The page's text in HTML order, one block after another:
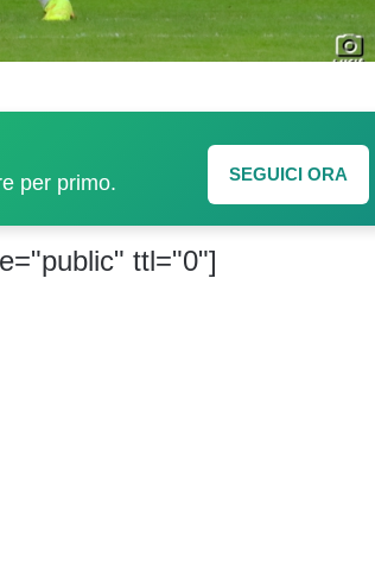
per primo.
SEGUICI ORA
ttl="0"]